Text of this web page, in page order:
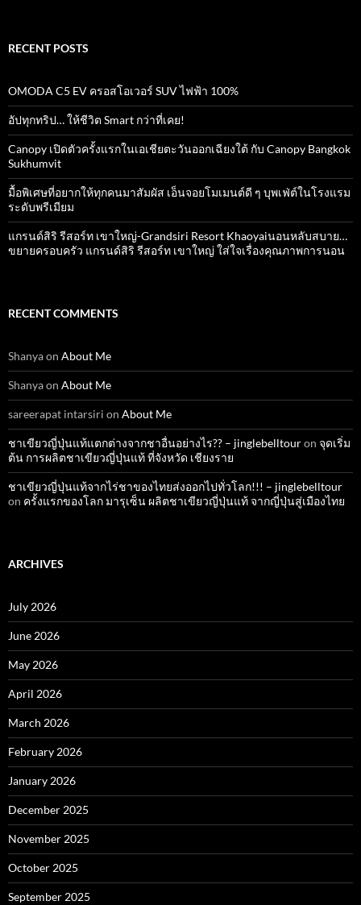
RECENT POSTS
OMODA C5 EV ครอสโอเวอร์ SUV ไฟฟ้า 100%
อัปทุกทริป… ให้ชีวิต Smart กว่าที่เคย!
Canopy เปิดตัวครั้งแรกในเอเชียตะวันออกเฉียงใต้ กับ Canopy Bangkok
Sukhumvit
มื้อพิเศษที่อยากให้ทุกคนมาสัมผัส เอ็นจอยโมเมนต์ดี ๆ บุพเฟ่ต์ในโรงแรม
ระดับพรีเมียม
แกรนด์สิริ​ รีสอร์ท​ เขาใหญ่​-Grandsiri​ Resort​ Khaoyaiนอนหลับสบาย…
ขยายครอบครัว แกรนด์สิริ รีสอร์ท เขาใหญ่ ใส่ใจเรื่องคุณภาพการนอน
RECENT COMMENTS
Shanyaon About Me
Shanyaon About Me
sareerapat intarsiri on About Me
ชาเขียวญี่ปุ่นแท้แตกต่างจากชาอื่นอย่างไร?? – jinglebelltouron จุดเริ่ม
ต้น การผลิตชาเขียวญี่ปุ่นแท้ ที่จังหวัด เชียงราย
ชาเขียวญี่ปุ่นแท้จากไร่ชาของไทยส่งออกไปทั่วโลก!!! – jinglebelltour
on ครั้งแรกของโลก มารุเซ็น ผลิตชาเขียวญี่ปุ่นแท้ จากญี่ปุ่นสู่เมืองไทย
ARCHIVES
July 2026
June 2026
May 2026
April 2026
March 2026
February 2026
January 2026
December 2025
November 2025
October 2025
September 2025